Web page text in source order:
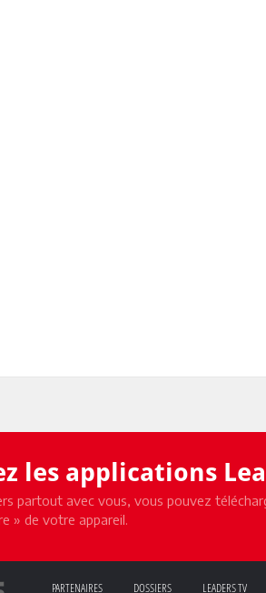
les applications
partout avec vous, vous pouvez
» de votre appareil.
PARTENAIRES DOSSIERS LEADERS TV